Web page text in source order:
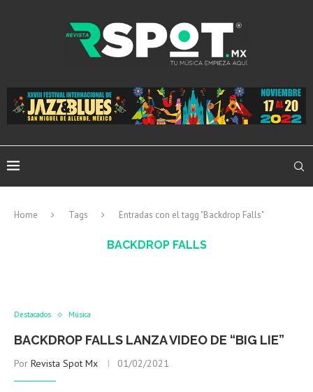
Home Tags Entradas con el tagg "Backdrop Falls"
BACKDROP FALLS
Destacados Música
BACKDROP FALLS LANZA VIDEO DE “BIG LIE”
Por Revista Spot Mx 01/02/2021